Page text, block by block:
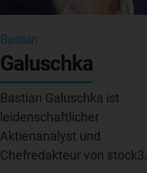
Bastian
Galuschka
Bastian Galuschka ist
leidenschaftlicher
Aktienanalyst und
Chefredakteur von stock3.